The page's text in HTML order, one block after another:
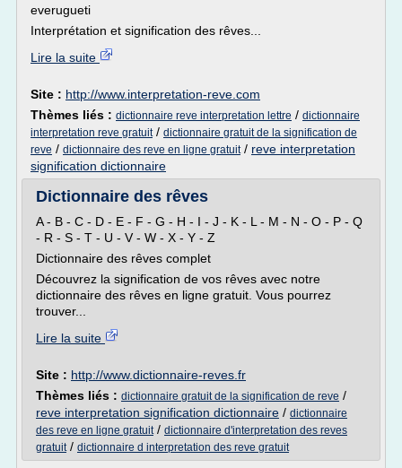
everugueti
Interprétation et signification des rêves...
Lire la suite
Site : http://www.interpretation-reve.com
Thèmes liés : dictionnaire reve interpretation lettre / dictionnaire
interpretation reve gratuit/ dictionnaire gratuit de la signification de
reve / dictionnaire des reve en ligne gratuit/ reve interpretation
signification dictionnaire
Dictionnaire des rêves
A - B - C - D - E - F - G - H - I - J - K - L - M - N - O - P - Q
- R - S - T - U - V - W - X - Y - Z
Dictionnaire des rêves complet
Découvrez la signification de vos rêves avec notre
dictionnaire des rêves en ligne gratuit. Vous pourrez
trouver...
Lire la suite
Site : http://www.dictionnaire-reves.fr
Thèmes liés : dictionnaire gratuit de la signification de reve /
reve interpretation signification dictionnaire / dictionnaire
des reve en ligne gratuit/ dictionnaire d'interpretation des reves
gratuit/ dictionnaire d interpretation des reve gratuit